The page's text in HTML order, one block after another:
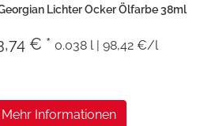
Lichter Ocker Ölfarbe 38ml
€ * 0.038 l | 98,42 €/l
Mehr Informationen